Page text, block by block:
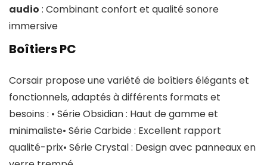
audio : Combinant confort et qualité sonore
immersive
Boîtiers PC
Corsair propose une variété de boîtiers élégants et
fonctionnels, adaptés à différents formats et
besoins : • Série Obsidian : Haut de gamme et
minimaliste• Série Carbide : Excellent rapport
qualité-prix• Série Crystal : Design avec panneaux en